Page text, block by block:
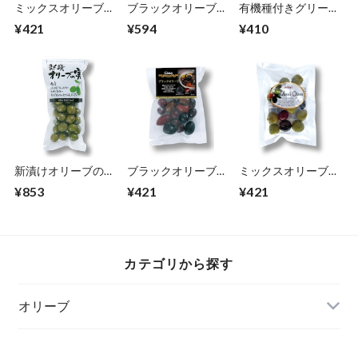
ミックスオリーブ種
¥421
ブラックオリーブ
¥594
有機種付きグリーン
¥410
新漬けオリーブの実
¥853
ブラックオリーブ
¥421
ミックスオリーブ
¥421
カテゴリから探す
オリーブ